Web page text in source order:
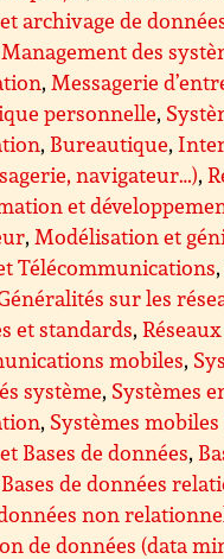
archivage de
Management des
, Messagerie
personnelle,
, Bureautique,
navigateur…),
et
, Modélisation et
Télécommunications
sur les
et standards,
mobiles,
système, Systèmes
, Systèmes
Bases de données,
Bases de données
non
de données (data